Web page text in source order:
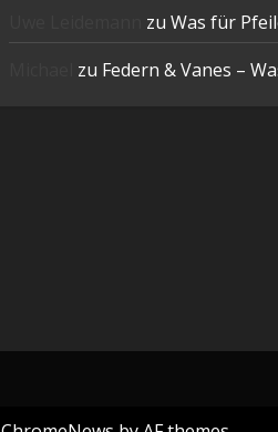
zu Was für
zu Federn & Vanes –